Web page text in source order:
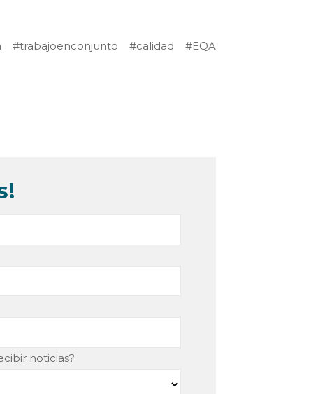
#trabajoenconjunto #calidad #EQA
noticias?